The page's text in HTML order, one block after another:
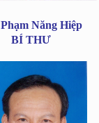
Năng Hiệp
BÍ THƯ